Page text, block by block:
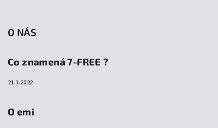
O NÁS
Co znamená 7-FREE ?
21.1.2022
O emi